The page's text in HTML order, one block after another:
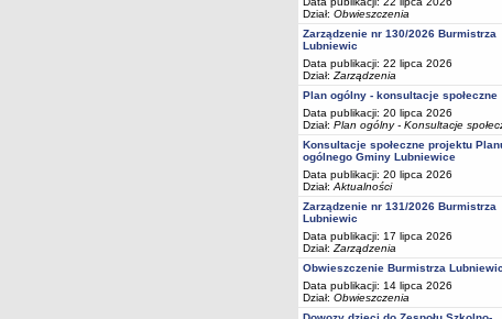
Dział: Obwieszczenia
Zarządzenie nr 130/2026 Burmistrza
Lubniewic
Data publikacji: 22 lipca 2026
Dział: Zarządzenia
Plan ogólny - konsultacje społeczne
Data publikacji: 20 lipca 2026
Dział: Plan ogólny - Konsultacje
Konsultacje społeczne projektu
ogólnego Gminy Lubniewice
Data publikacji: 20 lipca 2026
Dział: Aktualności
Zarządzenie nr 131/2026 Burmistrza
Lubniewic
Data publikacji: 17 lipca 2026
Dział: Zarządzenia
Obwieszczenie Burmistrza Lubniewic
Data publikacji: 14 lipca 2026
Dział: Obwieszczenia